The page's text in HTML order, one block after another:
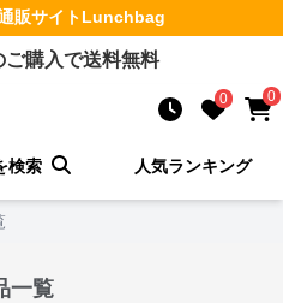
販サイトLunchbag
ご購入で送料無料
0 0
検索 人気ランキング
一覧